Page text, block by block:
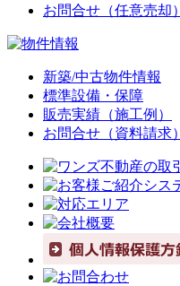
お問合せ（任意売却）
新築/中古物件情報
標準設備・保障
販売実績（施工例）
お問合せ（資料請求）